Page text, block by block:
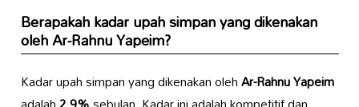
Berapakah kadar upah simpan yang dikenakan
olehAr-Rahnu Yapeim?
Kadar upah simpan yang dikenakan olehAr-Rahnu Yapeim